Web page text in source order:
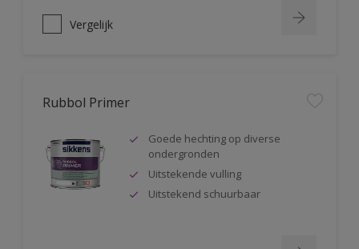
Vergelijk
Rubbol Primer
Goede hechting op diverse
ondergronden
Uitstekende vulling
Uitstekend schuurbaar